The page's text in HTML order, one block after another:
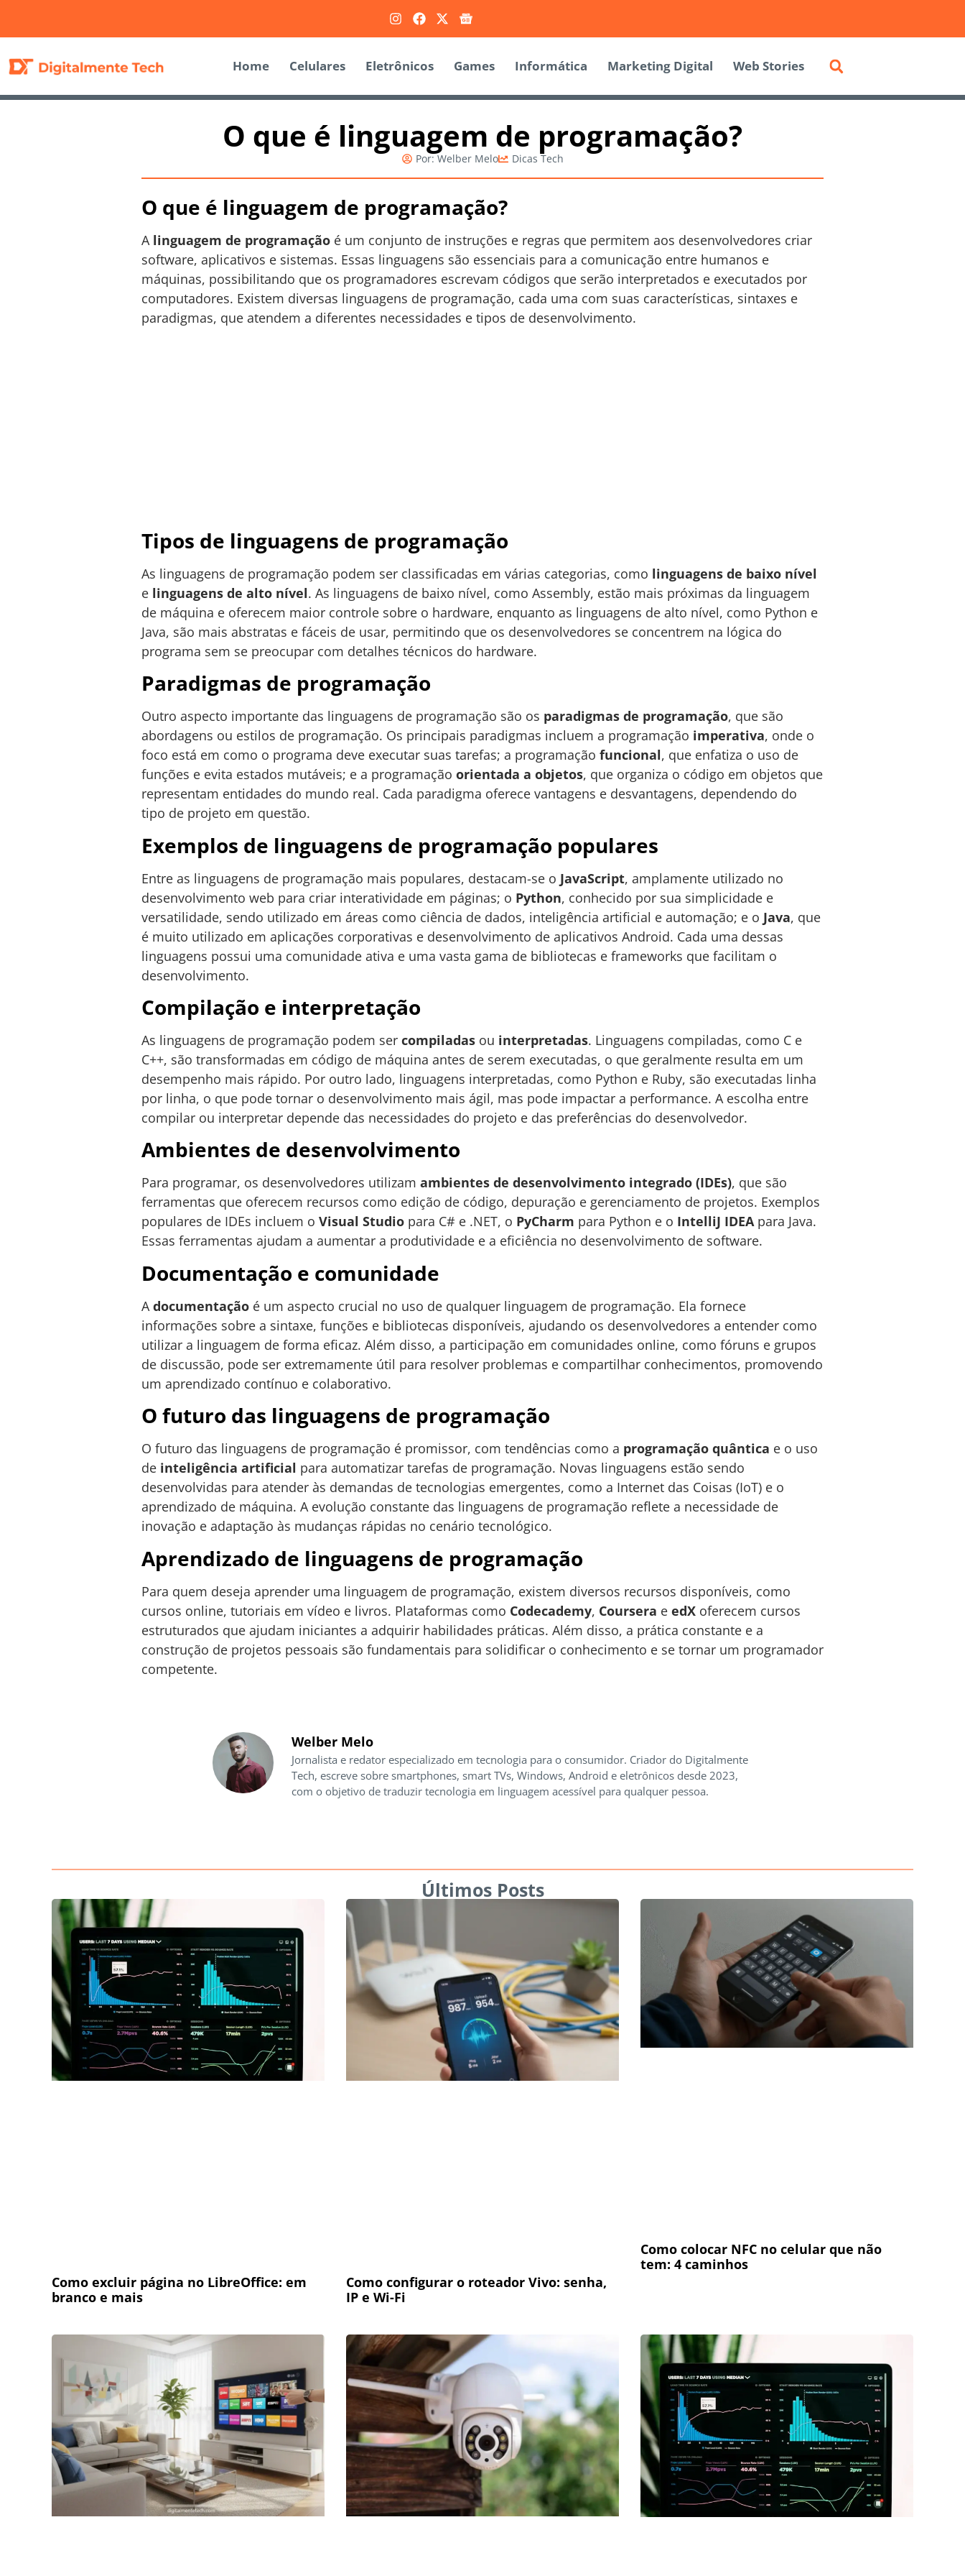
Home Celulares Eletrônicos Games Informática Marketing Digital Web Stories
O que é linguagem de programação?
Por: Welber Melo Dicas Tech
O que é linguagem de programação?
A linguagem de programação é um conjunto de instruções e regras que permitem aos desenvolvedores criar
software, aplicativos e sistemas. Essas linguagens são essenciais para a comunicação entre humanos e
máquinas, possibilitando que os programadores escrevam códigos que serão interpretados e executados por
computadores. Existem diversas linguagens de programação, cada uma com suas características, sintaxes e
paradigmas, que atendem a diferentes necessidades e tipos de desenvolvimento.
Tipos de linguagens de programação
As linguagens de programação podem ser classificadas em várias categorias, como linguagens de baixo nível
e linguagens de alto nível. As linguagens de baixo nível, como Assembly, estão mais próximas da linguagem
de máquina e oferecem maior controle sobre o hardware, enquanto as linguagens de alto nível, como Python e
Java, são mais abstratas e fáceis de usar, permitindo que os desenvolvedores se concentrem na lógica do
programa sem se preocupar com detalhes técnicos do hardware.
Paradigmas de programação
Outro aspecto importante das linguagens de programação são os paradigmas de programação, que são
abordagens ou estilos de programação. Os principais paradigmas incluem a programação imperativa, onde o
foco está em como o programa deve executar suas tarefas; a programação funcional, que enfatiza o uso de
funções e evita estados mutáveis; e a programação orientada a objetos, que organiza o código em objetos que
representam entidades do mundo real. Cada paradigma oferece vantagens e desvantagens, dependendo do
tipo de projeto em questão.
Exemplos de linguagens de programação populares
Entre as linguagens de programação mais populares, destacam-se o JavaScript, amplamente utilizado no
desenvolvimento web para criar interatividade em páginas; o Python, conhecido por sua simplicidade e
versatilidade, sendo utilizado em áreas como ciência de dados, inteligência artificial e automação; e o Java, que
é muito utilizado em aplicações corporativas e desenvolvimento de aplicativos Android. Cada uma dessas
linguagens possui uma comunidade ativa e uma vasta gama de bibliotecas e frameworks que facilitam o
desenvolvimento.
Compilação e interpretação
As linguagens de programação podem ser compiladas ou interpretadas. Linguagens compiladas, como C e
C++, são transformadas em código de máquina antes de serem executadas, o que geralmente resulta em um
desempenho mais rápido. Por outro lado, linguagens interpretadas, como Python e Ruby, são executadas linha
por linha, o que pode tornar o desenvolvimento mais ágil, mas pode impactar a performance. A escolha entre
compilar ou interpretar depende das necessidades do projeto e das preferências do desenvolvedor.
Ambientes de desenvolvimento
Para programar, os desenvolvedores utilizam ambientes de desenvolvimento integrado (IDEs), que são
ferramentas que oferecem recursos como edição de código, depuração e gerenciamento de projetos. Exemplos
populares de IDEs incluem o Visual Studio para C# e .NET, o PyCharm para Python e o IntelliJ IDEApara Java.
Essas ferramentas ajudam a aumentar a produtividade e a eficiência no desenvolvimento de software.
Documentação e comunidade
A documentação é um aspecto crucial no uso de qualquer linguagem de programação. Ela fornece
informações sobre a sintaxe, funções e bibliotecas disponíveis, ajudando os desenvolvedores a entender como
utilizar a linguagem de forma eficaz. Além disso, a participação em comunidades online, como fóruns e grupos
de discussão, pode ser extremamente útil para resolver problemas e compartilhar conhecimentos, promovendo
um aprendizado contínuo e colaborativo.
O futuro das linguagens de programação
O futuro das linguagens de programação é promissor, com tendências como a programação quântica e o uso
de inteligência artificial para automatizar tarefas de programação. Novas linguagens estão sendo
desenvolvidas para atender às demandas de tecnologias emergentes, como a Internet das Coisas (IoT) e o
aprendizado de máquina. A evolução constante das linguagens de programação reflete a necessidade de
inovação e adaptação às mudanças rápidas no cenário tecnológico.
Aprendizado de linguagens de programação
Para quem deseja aprender uma linguagem de programação, existem diversos recursos disponíveis, como
cursos online, tutoriais em vídeo e livros. Plataformas como Codecademy, Coursera e edX oferecem cursos
estruturados que ajudam iniciantes a adquirir habilidades práticas. Além disso, a prática constante e a
construção de projetos pessoais são fundamentais para solidificar o conhecimento e se tornar um programador
competente.
Welber Melo
Jornalista e redator especializado em tecnologia para o consumidor. Criador do Digitalmente
Tech, escreve sobre smartphones, smart TVs, Windows, Android e eletrônicos desde 2023,
com o objetivo de traduzir tecnologia em linguagem acessível para qualquer pessoa.
Últimos Posts
Como excluir página no LibreOffice: em
branco e mais
Como configurar o roteador Vivo: senha,
IP e Wi-Fi
Como colocar NFC no celular que não
tem: 4 caminhos